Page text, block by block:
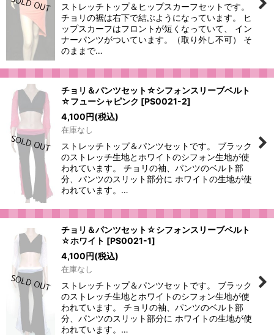
ストレッチトップ＆ヒップスカーフセットです。
チョリの裾は右下で結ぶようになっています。 ヒ
ップスカーフはフロントが短くなっていて、 イン
ナーパンツがついています。（取り外し不可） そ
のままで…
チョリ＆パンツセット☆シフォンスリーブベルト
☆フューシャピンク [PS0021-2]
4,100円(税込)
在庫なし
ストレッチトップ＆パンツセットです。 ブラック
のストレッチ生地とホワイトのシフォン生地が使
われています。 チョリの袖、パンツのベルト部
分、パンツのスリット部分に ホワイトの生地が使
われています。…
チョリ＆パンツセット☆シフォンスリーブベルト
☆ホワイト [PS0021-1]
4,100円(税込)
在庫なし
ストレッチトップ＆パンツセットです。 ブラック
のストレッチ生地とホワイトのシフォン生地が使
われています。 チョリの袖、パンツのベルト部
分、パンツのスリット部分に ホワイトの生地が使
われています。…